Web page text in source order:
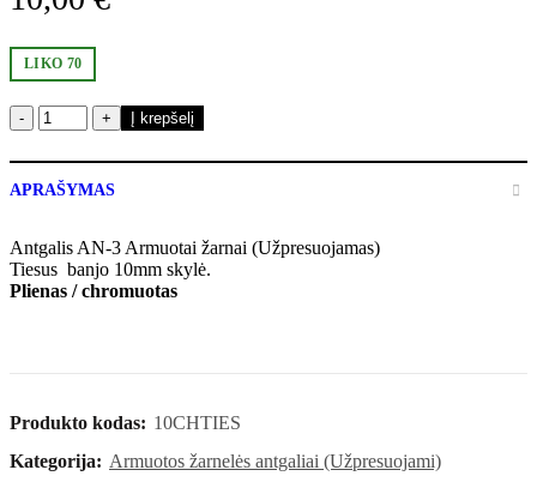
LIKO 70
produkto
kiekis:
Banjo
tiesus
10mm
Į krepšelį
APRAŠYMAS
Antgalis AN-3 Armuotai žarnai (Užpresuojamas)
Tiesus banjo 10mm skylė.
Plienas / chromuotas
Produkto kodas: 10CHTIES
Kategorija: Armuotos žarnelės antgaliai (Užpresuojami)